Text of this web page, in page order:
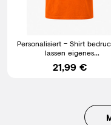
Personalisiert – Shirt
lassen eigenes
Motiv/Foto/Text/Logo
21,99 €